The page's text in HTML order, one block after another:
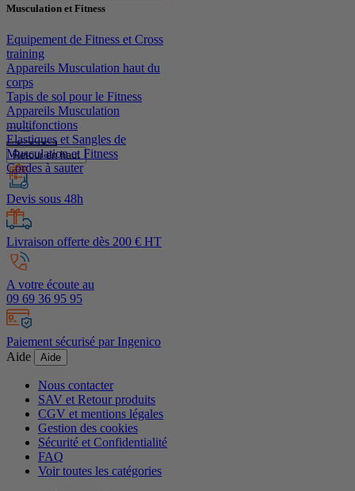
Musculation et Fitness
Equipement de Fitness et Cross
training
Appareils Musculation haut du
corps
Tapis de sol pour le Fitness
Appareils Musculation
multifonctions
Elastiques et Sangles de
Musculation et Fitness
Cordes à sauter
Retour en haut
Devis sous 48h
Livraison offerte dès 200 € HT
A votre écoute au
09 69 36 95 95
Paiement sécurisé par Ingenico
Aide
Aide
Nous contacter
SAV et Retour produits
CGV et mentions légales
Gestion des cookies
Sécurité et Confidentialité
FAQ
Voir toutes les catégories